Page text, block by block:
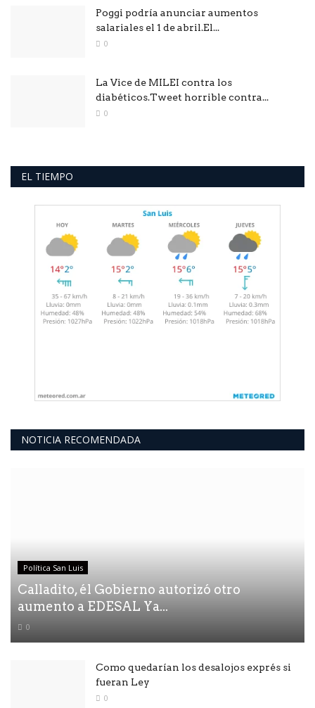
Poggi podría anunciar aumentos
salariales el 1 de abril.El...
0
La Vice de MILEI contra los
diabéticos.Tweet horrible contra...
0
EL TIEMPO
NOTICIA RECOMENDADA
Política San Luis
Calladito, él Gobierno autorizó otro
aumento a EDESAL Ya...
0
Como quedarían los desalojos exprés si
fueran Ley
0